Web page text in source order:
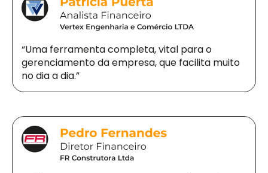
“Uma ferramenta completa, vital para o
gerenciamento da empresa, que facilita muito
no dia a dia.”